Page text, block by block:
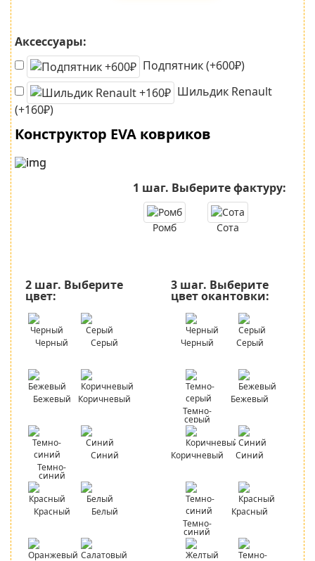
Аксессуары:
Подпятник (+600₽)
Шильдик Renault
(+160₽)
Конструктор EVA ковриков
1 шаг. Выберите фактуру:
Ромб Сота
2 шаг. Выберите
цвет:
Черный Серый
Бежевый Коричневый
Темно-
синий
Синий
Красный Белый
3 шаг. Выберите
цвет окантовки:
Черный Серый
Темно-
серый
Бежевый
Коричневый Синий
Темно-
синий
Красный